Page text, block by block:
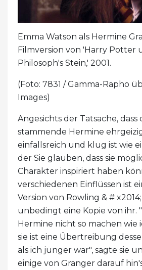
Emma Watson als Hermine
Filmversion von 'Harry Potter
Philosoph's Stein,' 2001.
(Foto: 7831 / Gamma-Rapho
Images)
Angesichts der Tatsache, dass
stammende Hermine
einfallsreich und klug ist wie
der Sie glauben, dass sie
Charakter inspiriert haben
verschiedenen Einflüssen ist
Version von Rowling & #
unbedingt eine Kopie von ihr.
Hermine nicht so machen wie
sie ist eine Übertreibung
als ich jünger war", sagte sie
einige von Granger darauf